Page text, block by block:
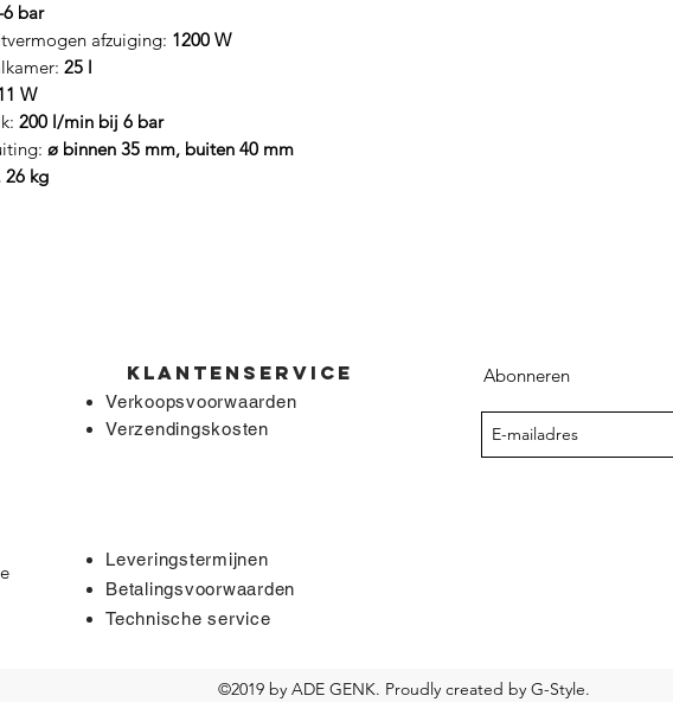
6 bar
afzuiging: 1200 W
25 l
W
200 l/min bij 6 bar
ø binnen 35 mm, buiten 40 mm
26 kg
KLANTENSERVICE
Verkoopsvoorwaarden
Verzendingskosten
Abonneren
Leveringstermijnen
Betalingsvoorwaarden
Technische service
©2019 by ADE GENK. Proudly created by G-Style.